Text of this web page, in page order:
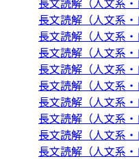
長文読解（人文系
長文読解（人文系
長文読解（人文系
長文読解（人文系
長文読解（人文系
長文読解（人文系
長文読解（人文系
長文読解（人文系
長文読解（人文系